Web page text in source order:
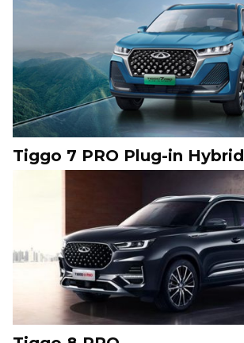
Tiggo 7 PRO Plug-in Hybrid